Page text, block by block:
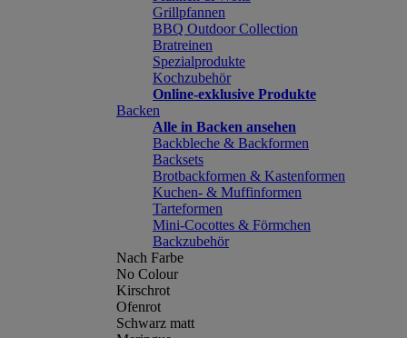
Grillpfannen
BBQ Outdoor Collection
Bratreinen
Spezialprodukte
Kochzubehör
Online-exklusive Produkte
Backen
Alle in Backen ansehen
Backbleche & Backformen
Backsets
Brotbackformen & Kastenformen
Kuchen- & Muffinformen
Tarteformen
Mini-Cocottes & Förmchen
Backzubehör
Nach Farbe
No Colour
Kirschrot
Ofenrot
Schwarz matt